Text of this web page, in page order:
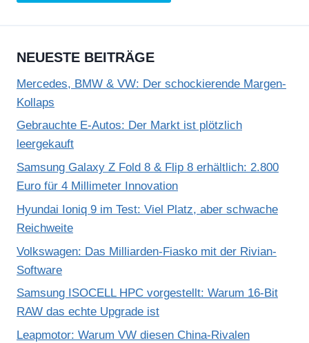
NEUESTE BEITRÄGE
Mercedes, BMW & VW: Der schockierende Margen-
Kollaps
Gebrauchte E-Autos: Der Markt ist plötzlich
leergekauft
Samsung Galaxy Z Fold 8 & Flip 8 erhältlich: 2.800
Euro für 4 Millimeter Innovation
Hyundai Ioniq 9 im Test: Viel Platz, aber schwache
Reichweite
Volkswagen: Das Milliarden-Fiasko mit der Rivian-
Software
Samsung ISOCELL HPC vorgestellt: Warum 16-Bit
RAW das echte Upgrade ist
Leapmotor: Warum VW diesen China-Rivalen